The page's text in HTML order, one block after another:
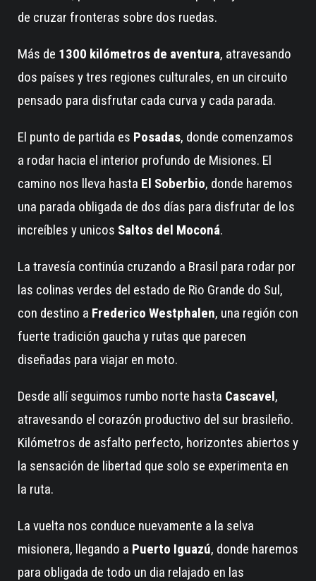
de cruzar fronteras sobre dos ruedas.
Más de 1300 kilómetros de aventura, atravesando
dos países y tres regiones culturales, en un circuito
pensado para disfrutar cada curva y cada parada.
El punto de partida es Posadas, donde comenzamos
a rodar hacia el interior profundo de Misiones. El
camino nos lleva hasta El Soberbio, donde haremos
una parada obligada de dos días para disfrutar de los
increíbles y unicos Saltos del Moconá.
La travesía continúa cruzando a Brasil para rodar por
las colinas verdes del estado de Rio Grande do Sul,
con destino a Frederico Westphalen, una región con
fuerte tradición gaucha y rutas que parecen
diseñadas para viajar en moto.
Desde allí seguimos rumbo norte hasta Cascavel,
atravesando el corazón productivo del sur brasileño.
Kilómetros de asfalto perfecto, horizontes abiertos y
la sensación de libertad que solo se experimenta en
la ruta.
La vuelta nos conduce nuevamente a la selva
misionera, llegando a Puerto Iguazú, donde haremos
para obligada de todo un dia relajado en las